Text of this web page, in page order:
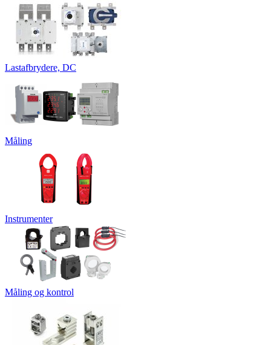
Lastafbrydere, DC
Måling
Instrumenter
Måling og kontrol